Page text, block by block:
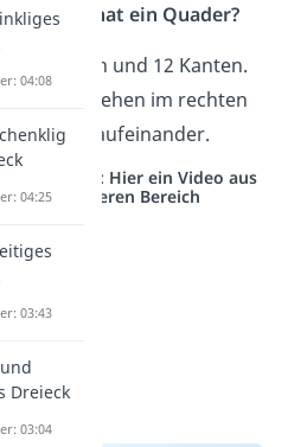
Ecken hat ein Quader?
hat 8 Ecken und 12 Kanten.
Kanten stehen im rechten
(90°) aufeinander.
vernetzt: Hier ein Video aus
einem anderen Bereich
04:08
04:25
03:43
Dreieck
03:04